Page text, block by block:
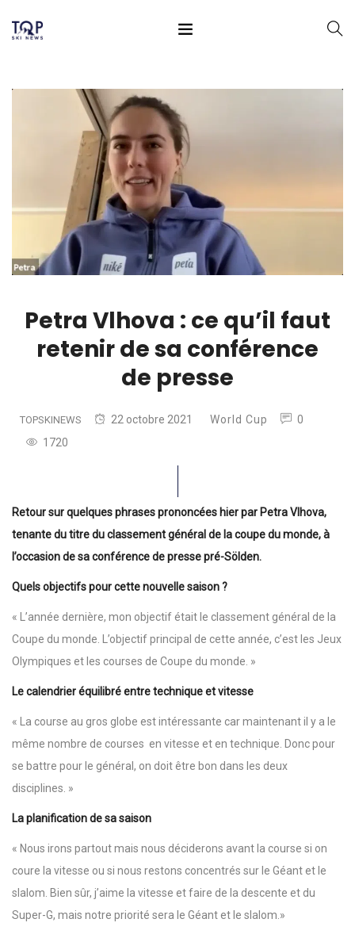
Petra Vlhova : ce qu’il faut
retenir de sa conférence
de presse
TOPSKINEWS 22 octobre 2021 World Cup
0
1720
Retour sur quelques phrases prononcées hier par Petra Vlhova,
tenante du titre du classement général de la coupe du monde, à
l’occasion de sa conférence de presse pré-Sölden.
Quels objectifs pour cette nouvelle saison ?
« L’année dernière, mon objectif était le classement général de la
Coupe du monde. L’objectif principal de cette année, c’est les Jeux
Olympiques et les courses de Coupe du monde. »
Le calendrier équilibré entre technique et vitesse
« La course au gros globe est intéressante car maintenant il y a le
même nombre de courses en vitesse et en technique. Donc pour
se battre pour le général, on doit être bon dans les deux
disciplines. »
La planification de sa saison
« Nous irons partout mais nous déciderons avant la course si on
coure la vitesse ou si nous restons concentrés sur le Géant et le
slalom. Bien sûr, j’aime la vitesse et faire de la descente et du
Super-G, mais notre priorité sera le Géant et le slalom.»